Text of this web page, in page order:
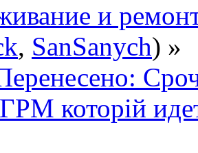
и
, SanSanych) »
которій